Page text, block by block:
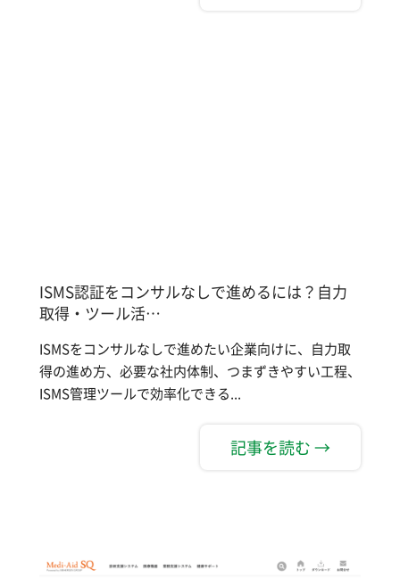
ISMS認証をコンサルなしで進めるには？自力
取得・ツール活…
ISMSをコンサルなしで進めたい企業向けに、自力取
得の進め方、必要な社内体制、つまずきやすい工程、
ISMS管理ツールで効率化できる...
記事を読む →